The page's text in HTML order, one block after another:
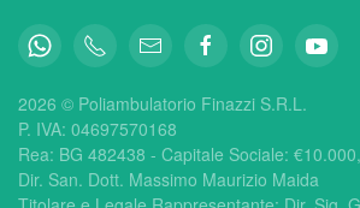
2026 © Poliambulatorio Finazzi S.R.L.
P. IVA: 04697570168
Rea: BG 482438 - Capitale Sociale: €
Dir. San. Dott. Massimo Maurizio Maida